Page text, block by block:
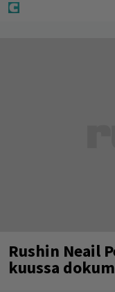
Rushin Neail
kuussa